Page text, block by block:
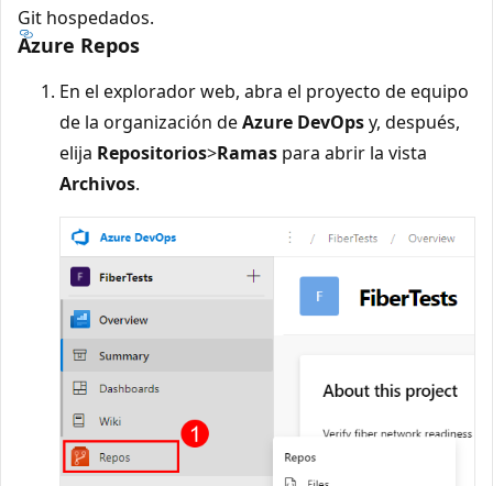
Git hospedados.
Azure Repos
En el explorador web, abra el proyecto de equipo
de la organización deAzure DevOpsy, después,
elija Repositorios>Ramas para abrir la vista
Archivos.